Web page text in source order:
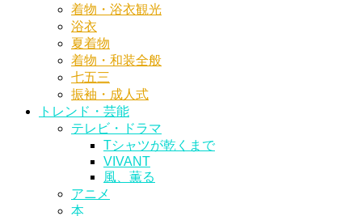
着物・浴衣観光
浴衣
夏着物
着物・和装全般
七五三
振袖・成人式
トレンド・芸能
テレビ・ドラマ
Tシャツが乾くまで
VIVANT
風、薫る
アニメ
本